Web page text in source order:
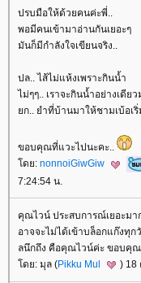
ปรบมือให้ด้วยคนค่ะพี่..
พอมีคนเข้ามาอ่านกันเยอะๆ
มันก็มีกำลังใจเขียนจริง..
ปล.. ไส้ไม่แห้งเพราะกินน้ำ
ไม่ๆๆ.. เราจะกินน้ำอย่างเ
ก.. ยำที่บ้านมาให้ชามเบ้อ
ขอบคุณที่แวะไปนะคะ..
ดย: nonnoiGiwGiw
7:24:54 น.
คุณไวน์ ประสบการณ์เยอะมา
อาจจะไม่ได้เข้าบล็อกแก๊งทุ
ลนึกถึง คือคุณไวน์ค่ะ ขอบคุ
ดย: มุล (Pikku Mul ) 18